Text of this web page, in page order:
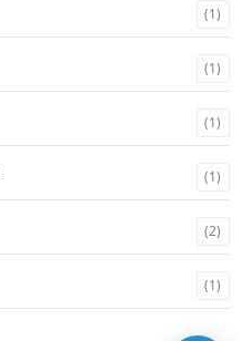
(1)
(1)
(1)
(1)
(2)
(1)